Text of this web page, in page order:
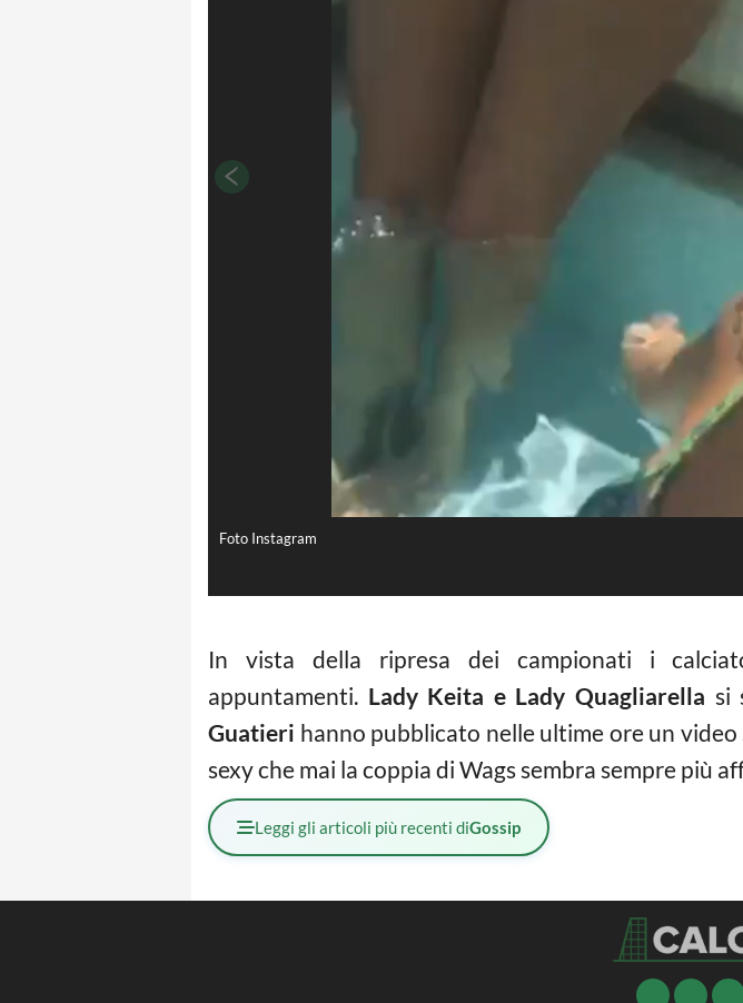
Foto Instagram
In vista della ripresa dei campionati i
appuntamenti. Lady Keita e Lady Quagliarella si
Guatieri hanno pubblicato nelle ultime ore un
sexy che mai la coppia di Wags sembra sempre più
Leggi gli articoli più recenti diGossip